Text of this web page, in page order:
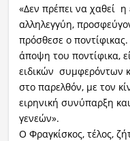
«Δεν πρέπει να χαθεί η
αλληλεγγύη,
πρόσθεσε ο
άποψη του ποντίφικα,
ειδικών συμφερόντων
στο παρελθόν, με τον
ειρηνική συνύπαρξη
γενεών».
Ο Φραγκίσκος, τέλος,